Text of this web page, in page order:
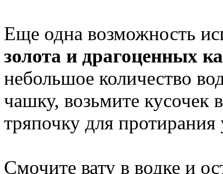
Еще одна возможность
золота и драгоценных
небольшое количество
чашку, возьмите
тряпочку для
Смочите вату в водке и